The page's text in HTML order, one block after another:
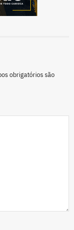
obrigatórios são